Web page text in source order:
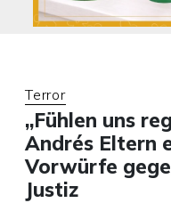
Terror
„Fühlen uns
Andrés Eltern
Vorwürfe
Justiz